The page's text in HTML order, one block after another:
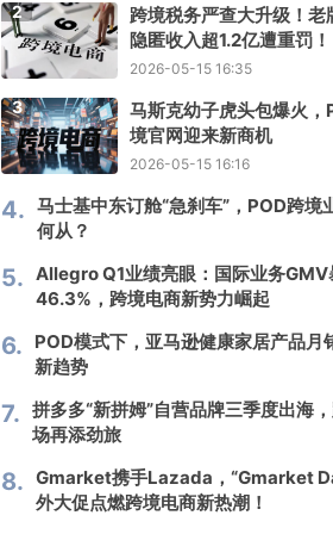
2
跨境税务严查大升级！老
隐匿收入超1.2亿遭重罚！
2026-05-15 16:35
3
马斯克幼子虎头包爆火，
境官网迎来新商机
2026-05-15 16:16
4. 马士基中东订舱“急刹车”，POD跨境
何从？
5. Allegro Q1业绩亮眼：国际业务GMV
46.3%，跨境电商新势力崛起
6.
POD模式下，亚马逊健康家居产品月
新趋势
7. 拼多多“新拼姆”自营品牌三季度出海
场再添劲旅
8. Gmarket携手Lazada，“Gmarket
外大促点燃跨境电商新热潮！